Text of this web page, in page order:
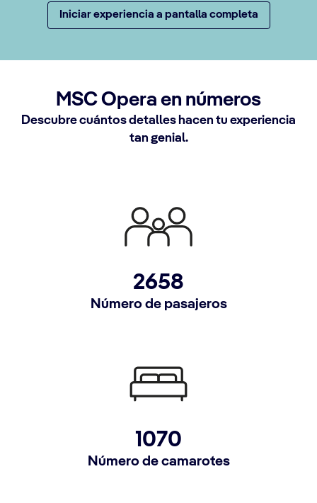
Iniciar experiencia a pantalla completa
MSC Opera en números
Descubre cuántos detalles hacen tu experiencia
tan genial.
2658
Número de pasajeros
1070
Número de camarotes